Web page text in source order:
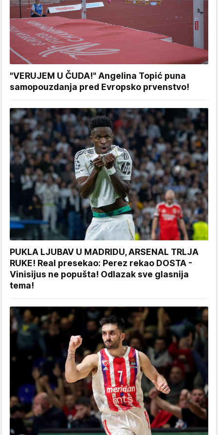
"VERUJEM U ČUDA!" Angelina Topić puna
samopouzdanja pred Evropsko prvenstvo!
PUKLA LJUBAV U MADRIDU, ARSENAL TRLJA
RUKE! Real presekao: Perez rekao DOSTA -
Vinisijus ne popušta! Odlazak sve glasnija
tema!